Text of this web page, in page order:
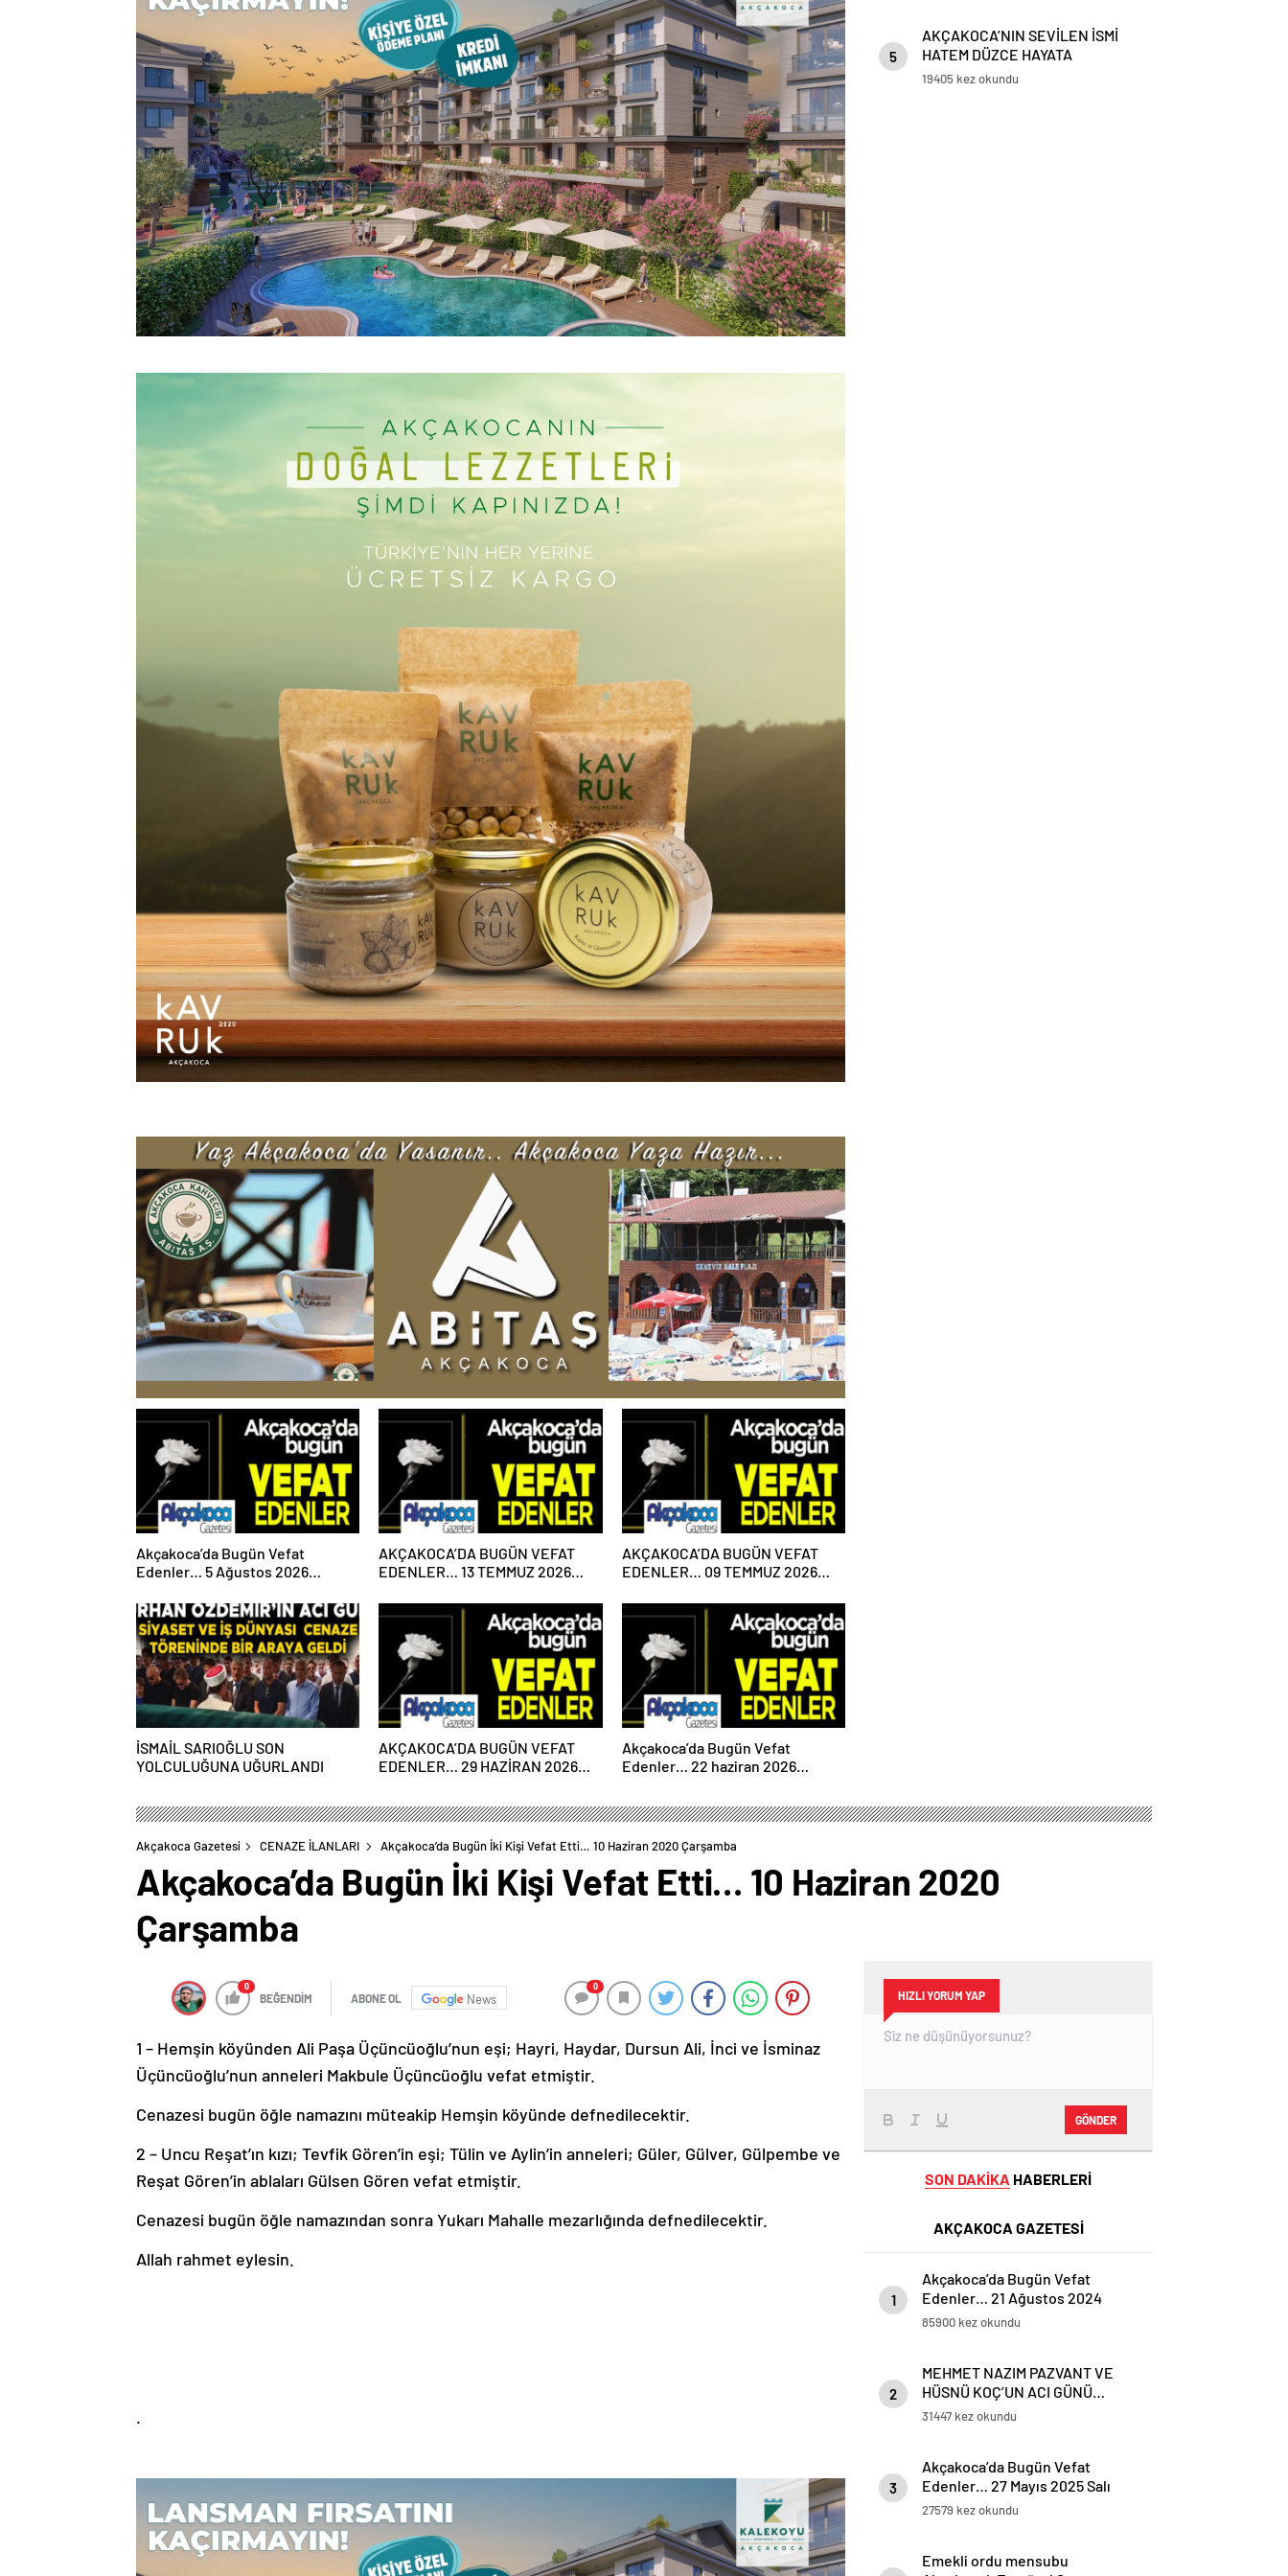
Akçakoca’da Bugün Vefat
Edenler… 5 Ağustos 2026
AKÇAKOCA’DA BUGÜN VEFAT
EDENLER… 13 TEMMUZ 2026
AKÇAKOCA’DA BUGÜN VEFAT
EDENLER… 09 TEMMUZ 2026
İSMAİL SARIOĞLU SON
YOLCULUĞUNA UĞURLANDI
AKÇAKOCA’DA BUGÜN VEFAT
EDENLER… 29 HAZİRAN 2026
Akçakoca’da Bugün Vefat
Edenler… 22 haziran 2026
5
AKÇAKOCA’NIN SEVİLEN İSMİ
HATEM DÜZCE HAYATA
GÖZLERİNİ YUMDU
19405 kez okundu
Akçakoca Gazetesi CENAZE İLANLARI Akçakoca’da Bugün İki Kişi Vefat Etti… 10 Haziran 2020 Çarşamba
Akçakoca’da Bugün İki Kişi Vefat Etti… 10 Haziran 2020
Çarşamba
0
BEĞENDİM ABONE OL News
0
1 – Hemşin köyünden Ali Paşa Üçüncüoğlu’nun eşi; Hayri, Haydar, Dursun Ali, İnci ve İsminaz
Üçüncüoğlu’nun anneleri Makbule Üçüncüoğlu vefat etmiştir.
Cenazesi bugün öğle namazını müteakip Hemşin köyünde defnedilecektir.
2 – Uncu Reşat’ın kızı; Tevfik Gören’in eşi; Tülin ve Aylin’in anneleri; Güler, Gülver, Gülpembe ve
Reşat Gören’in ablaları Gülsen Gören vefat etmiştir.
Cenazesi bugün öğle namazından sonra Yukarı Mahalle mezarlığında defnedilecektir.
Allah rahmet eylesin.
.
HIZLI YORUM YAP
GÖNDER
SON DAKİKA HABERLERİ
AKÇAKOCA GAZETESİ
1
Akçakoca’da Bugün Vefat
Edenler… 21 Ağustos 2024
Çarşamba
85900 kez okundu
2
MEHMET NAZIM PAZVANT VE
HÜSNÜ KOÇ’UN ACI GÜNÜ…
31447 kez okundu
3
Akçakoca’da Bugün Vefat
Edenler… 27 Mayıs 2025 Salı
27579 kez okundu
Emekli ordu mensubu